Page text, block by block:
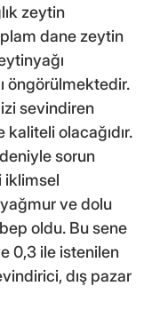
zeytin
dane zeytin
öngörülmektedir.
sevindiren
kaliteli olacağıdır.
sorun
iklimsel
ve dolu
oldu. Bu sene
0,3 ile istenilen
dış pazar